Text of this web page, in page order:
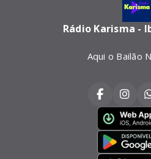
Rádio Karisma -
Aqui o Bailão